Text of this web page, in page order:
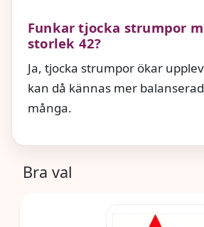
Funkar tjocka strumpor
storlek 42?
Ja, tjocka strumpor ökar
kan då kännas mer
många.
Bra val